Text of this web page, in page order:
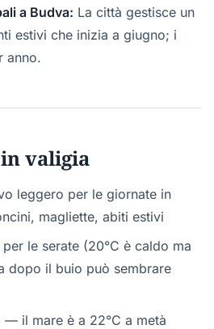
a Budva: La città gestisce un
estivi che inizia a giugno; i
anno.
valigia
leggero per le giornate in
magliette, abiti estivi
le serate (20°C è caldo ma
dopo il buio può sembrare
— il mare è a 22°C a metà